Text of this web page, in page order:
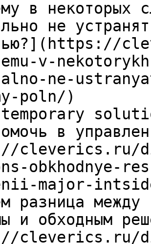
в некоторых
не
v-
ne-
poln/)
в
cleverics.ru/
obkhodnye-
major-
разница между
и обходным
cleverics.ru/